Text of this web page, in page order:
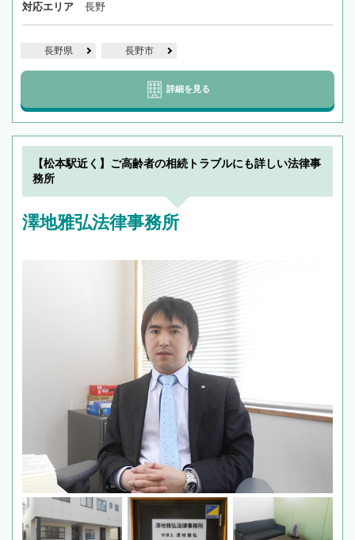
対応エリア 長野
長野県 長野市
詳細を見る
【松本駅近く】ご高齢者の相続トラブルにも詳しい法律事
務所
澤地雅弘法律事務所